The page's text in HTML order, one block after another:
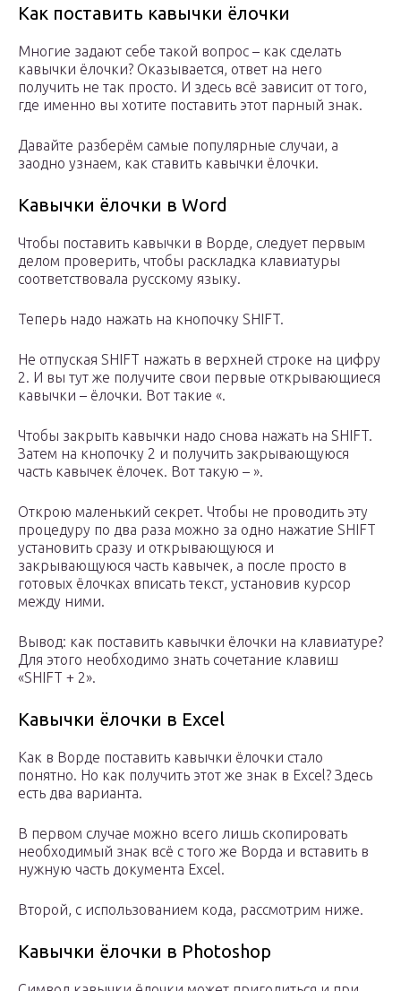
Как поставить кавычки ёлочки
Многие задают себе такой вопрос – как сделать
кавычки ёлочки? Оказывается, ответ на него
получить не так просто. И здесь всё зависит от того,
где именно вы хотите поставить этот парный знак.
Давайте разберём самые популярные случаи, а
заодно узнаем, как ставить кавычки ёлочки.
Кавычки ёлочки в Word
Чтобы поставить кавычки в Ворде, следует первым
делом проверить, чтобы раскладка клавиатуры
соответствовала русскому языку.
Теперь надо нажать на кнопочку SHIFT.
Не отпуская SHIFT нажать в верхней строке на цифру
2. И вы тут же получите свои первые открывающиеся
кавычки – ёлочки. Вот такие «.
Чтобы закрыть кавычки надо снова нажать на SHIFT.
Затем на кнопочку 2 и получить закрывающуюся
часть кавычек ёлочек. Вот такую – ».
Открою маленький секрет. Чтобы не проводить эту
процедуру по два раза можно за одно нажатие SHIFT
установить сразу и открывающуюся и
закрывающуюся часть кавычек, а после просто в
готовых ёлочках вписать текст, установив курсор
между ними.
Вывод: как поставить кавычки ёлочки на клавиатуре?
Для этого необходимо знать сочетание клавиш
«SHIFT + 2».
Кавычки ёлочки в Excel
Как в Ворде поставить кавычки ёлочки стало
понятно. Но как получить этот же знак в Excel? Здесь
есть два варианта.
В первом случае можно всего лишь скопировать
необходимый знак всё с того же Ворда и вставить в
нужную часть документа Excel.
Второй, с использованием кода, рассмотрим ниже.
Кавычки ёлочки в Photoshop